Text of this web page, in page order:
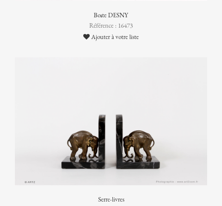
Boîte DESNY
Référence : 16473
Ajouter à votre liste
Serre-livres